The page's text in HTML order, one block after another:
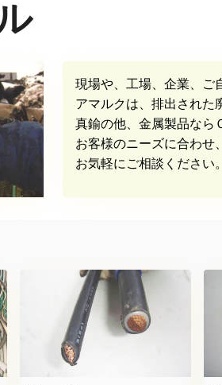
現場や、工場、企業、ご
アマルクは、排出された
真鍮の他、金属製品なら
お客様のニーズに合わせ
お気軽にご相談ください